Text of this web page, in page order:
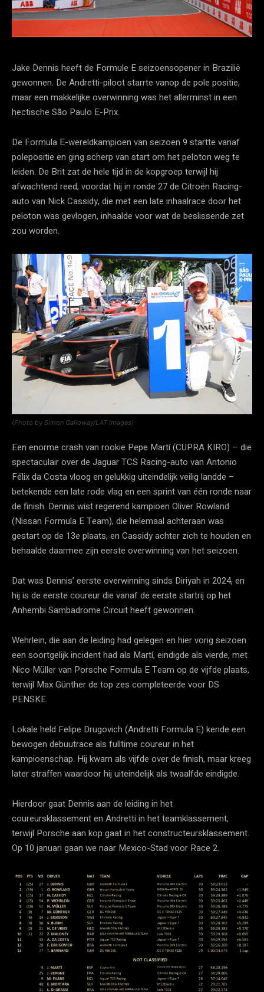
Jake Dennis heeft de Formule E seizoensopener in Brazilië
gewonnen. De Andretti-piloot starrte vanop de pole positie,
maar een makkelijke overwinning was het allerminst in een
hectische São Paulo E-Prix.
De Formula E-wereldkampioen van seizoen 9 startte vanaf
polepositie en ging scherp van start om het peloton weg te
leiden. De Brit zat de hele tijd in de kopgroep terwijl hij
afwachtend reed, voordat hij in ronde 27 de Citroën Racing-
auto van Nick Cassidy, die met een late inhaalrace door het
peloton was gevlogen, inhaalde voor wat de beslissende zet
zou worden.
(Photo by Simon Galloway/LAT Images)
Een enorme crash van rookie Pepe Martí (CUPRA KIRO) – die
spectaculair over de Jaguar TCS Racing-auto van Antonio
Félix da Costa vloog en gelukkig uiteindelijk veilig landde –
betekende een late rode vlag en een sprint van één ronde naar
de finish. Dennis wist regerend kampioen Oliver Rowland
(Nissan Formula E Team), die helemaal achteraan was
gestart op de 13e plaats, en Cassidy achter zich te houden en
behaalde daarmee zijn eerste overwinning van het seizoen.
Dat was Dennis’ eerste overwinning sinds Diriyah in 2024, en
hij is de eerste coureur die vanaf de eerste startrij op het
Anhembi Sambadrome Circuit heeft gewonnen.
Wehrlein, die aan de leiding had gelegen en hier vorig seizoen
een soortgelijk incident had als Martí, eindigde als vierde, met
Nico Müller van Porsche Formula E Team op de vijfde plaats,
terwijl Max Günther de top zes completeerde voor DS
PENSKE.
Lokale held Felipe Drugovich (Andretti Formula E) kende een
bewogen debuutrace als fulltime coureur in het
kampioenschap. Hij kwam als vijfde over de finish, maar kreeg
later straffen waardoor hij uiteindelijk als twaalfde eindigde.
Hierdoor gaat Dennis aan de leiding in het
coureursklassement en Andretti in het teamklassement,
terwijl Porsche aan kop gaat in het constructeursklassement.
Op 10 januari gaan we naar Mexico-Stad voor Race 2.